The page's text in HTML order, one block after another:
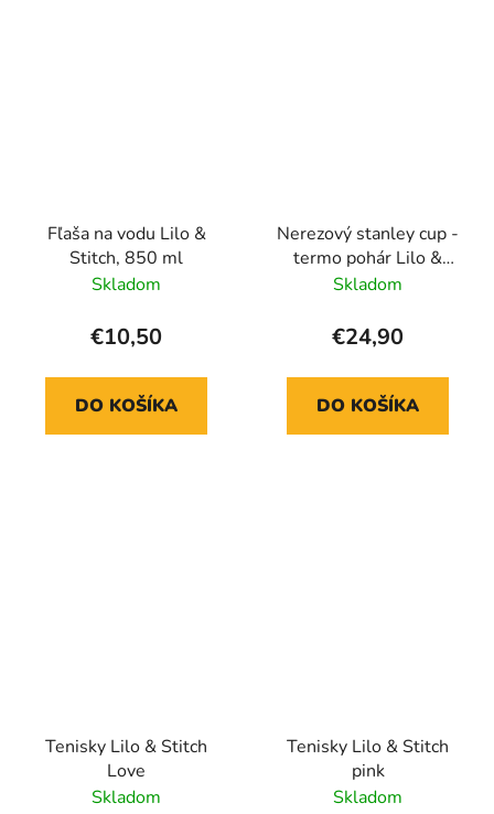
Fľaša na vodu Lilo &
Stitch, 850 ml
Skladom
€10,50
DO KOŠÍKA
Nerezový stanley cup -
termo pohár Lilo &
Stitch XL, 940 ml
Skladom
€24,90
DO KOŠÍKA
Tenisky Lilo & Stitch
Love
Skladom
Tenisky Lilo & Stitch
pink
Skladom